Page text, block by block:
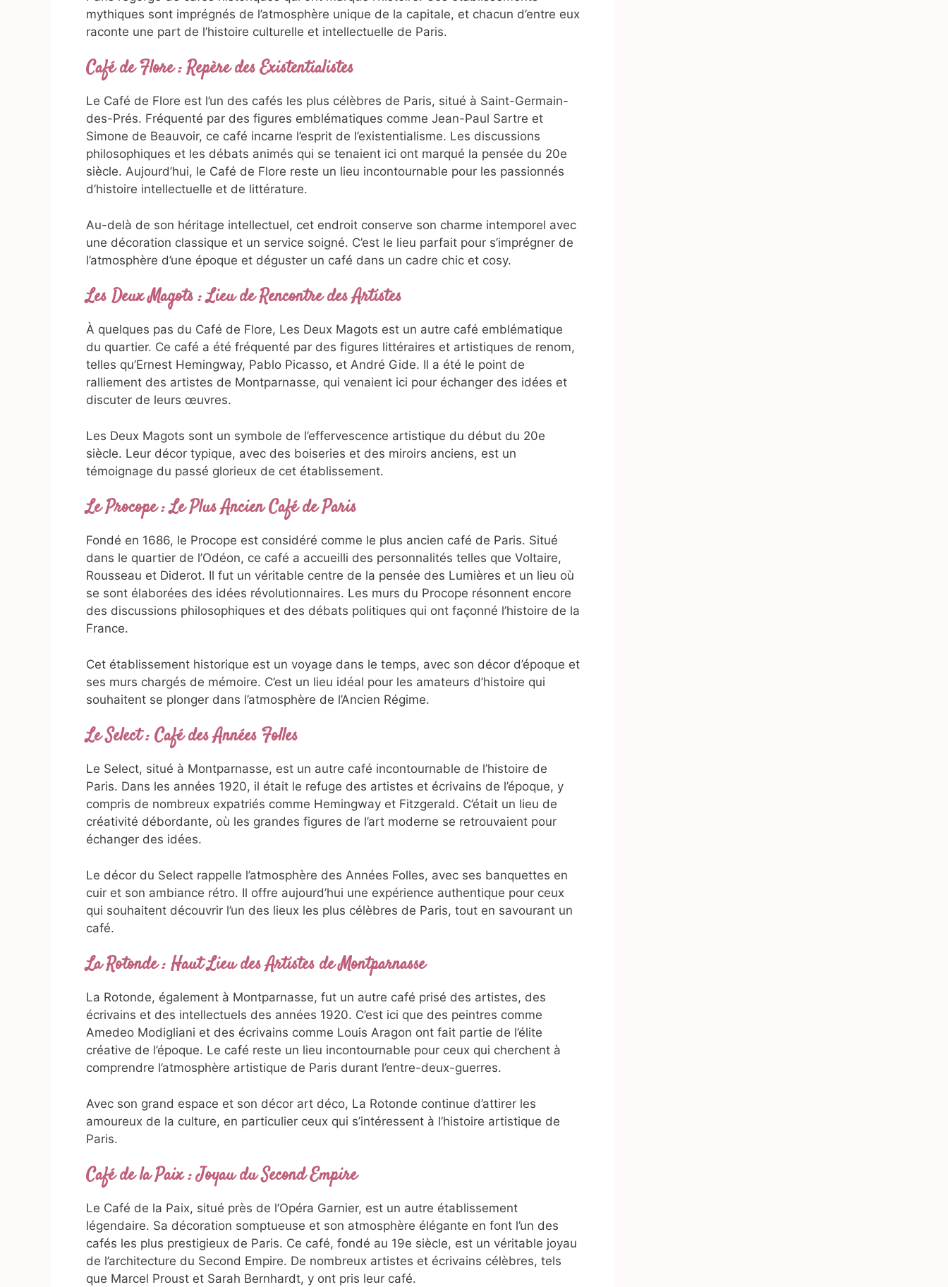
mythiques sont imprégnés de l’atmosphère unique de la capitale, et chacun d’entre eux
raconte une part de l’histoire culturelle et intellectuelle de Paris.
Café de Flore : Repère des Existentialistes
Le Café de Flore est l’un des cafés les plus célèbres de Paris, situé à Saint-Germain-
des-Prés. Fréquenté par des figures emblématiques comme Jean-Paul Sartre et
Simone de Beauvoir, ce café incarne l’esprit de l’existentialisme. Les discussions
philosophiques et les débats animés qui se tenaient ici ont marqué la pensée du 20e
siècle. Aujourd’hui, le Café de Flore reste un lieu incontournable pour les passionnés
d’histoire intellectuelle et de littérature.
Au-delà de son héritage intellectuel, cet endroit conserve son charme intemporel avec
une décoration classique et un service soigné. C’est le lieu parfait pour s’imprégner de
l’atmosphère d’une époque et déguster un café dans un cadre chic et cosy.
Les Deux Magots : Lieu de Rencontre des Artistes
À quelques pas du Café de Flore, Les Deux Magots est un autre café emblématique
du quartier. Ce café a été fréquenté par des figures littéraires et artistiques de renom,
telles qu’Ernest Hemingway, Pablo Picasso, et André Gide. Il a été le point de
ralliement des artistes de Montparnasse, qui venaient ici pour échanger des idées et
discuter de leurs œuvres.
Les Deux Magots sont un symbole de l’effervescence artistique du début du 20e
siècle. Leur décor typique, avec des boiseries et des miroirs anciens, est un
témoignage du passé glorieux de cet établissement.
Le Procope : Le Plus Ancien Café de Paris
Fondé en 1686, le Procope est considéré comme le plus ancien café de Paris. Situé
dans le quartier de l’Odéon, ce café a accueilli des personnalités telles que Voltaire,
Rousseau et Diderot. Il fut un véritable centre de la pensée des Lumières et un lieu où
se sont élaborées des idées révolutionnaires. Les murs du Procope résonnent encore
des discussions philosophiques et des débats politiques qui ont façonné l’histoire de la
France.
Cet établissement historique est un voyage dans le temps, avec son décor d’époque et
ses murs chargés de mémoire. C’est un lieu idéal pour les amateurs d’histoire qui
souhaitent se plonger dans l’atmosphère de l’Ancien Régime.
Le Select : Café des Années Folles
Le Select, situé à Montparnasse, est un autre café incontournable de l’histoire de
Paris. Dans les années 1920, il était le refuge des artistes et écrivains de l’époque, y
compris de nombreux expatriés comme Hemingway et Fitzgerald. C’était un lieu de
créativité débordante, où les grandes figures de l’art moderne se retrouvaient pour
échanger des idées.
Le décor du Select rappelle l’atmosphère des Années Folles, avec ses banquettes en
cuir et son ambiance rétro. Il offre aujourd’hui une expérience authentique pour ceux
qui souhaitent découvrir l’un des lieux les plus célèbres de Paris, tout en savourant un
café.
La Rotonde : Haut Lieu des Artistes de Montparnasse
La Rotonde, également à Montparnasse, fut un autre café prisé des artistes, des
écrivains et des intellectuels des années 1920. C’est ici que des peintres comme
Amedeo Modigliani et des écrivains comme Louis Aragon ont fait partie de l’élite
créative de l’époque. Le café reste un lieu incontournable pour ceux qui cherchent à
comprendre l’atmosphère artistique de Paris durant l’entre-deux-guerres.
Avec son grand espace et son décor art déco, La Rotonde continue d’attirer les
amoureux de la culture, en particulier ceux qui s’intéressent à l’histoire artistique de
Paris.
Café de la Paix : Joyau du Second Empire
Le Café de la Paix, situé près de l’Opéra Garnier, est un autre établissement
légendaire. Sa décoration somptueuse et son atmosphère élégante en font l’un des
cafés les plus prestigieux de Paris. Ce café, fondé au 19e siècle, est un véritable joyau
de l’architecture du Second Empire. De nombreux artistes et écrivains célèbres, tels
que Marcel Proust et Sarah Bernhardt, y ont pris leur café.